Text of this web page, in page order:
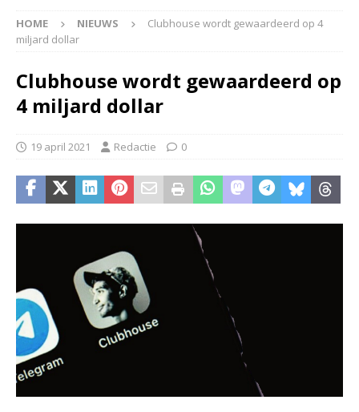
HOME NIEUWS
Clubhouse wordt gewaardeerd op 4
miljard dollar
Clubhouse wordt gewaardeerd op
4 miljard dollar
19 april 2021 Redactie 0